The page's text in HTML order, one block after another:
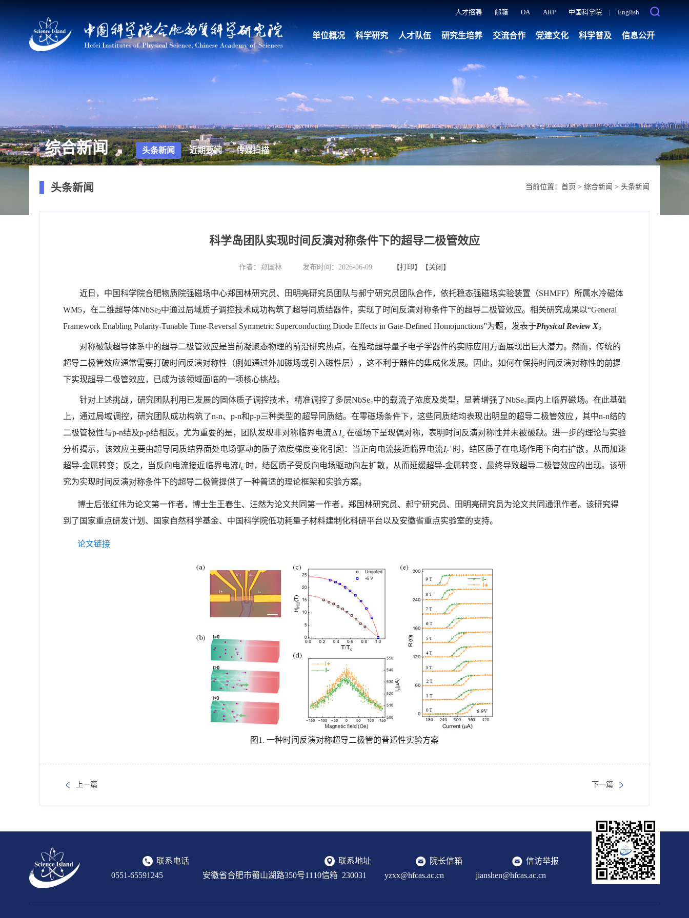
人才招聘 邮箱 OA ARP 中国科学院 | English
单位概况 科学研究 人才队伍 研究生培养 交流合作 党建文化 科学普及 信息公开
综合新闻 头条新闻 近期要闻 传媒扫描
头条新闻 当前位置： 首页 > 综合新闻 > 头条新闻
科学岛团队实现时间反演对称条件下的超导二极管效应
作者： 郑国林 发布时间：2026-06-09 【打印】 【关闭】
近日，中国科学院合肥物质院强磁场中心郑国林研究员、田明亮研究员团队与郝宁研究员团队合作，依托稳态强磁场实验装置（SHMFF）所属水冷磁体
WM5，在二维超导体NbSe2中通过局域质子调控技术成功构筑了超导同质结器件，实现了时间反演对称条件下的超导二极管效应。相关研究成果以“General
Framework Enabling Polarity-Tunable Time-Reversal Symmetric Superconducting Diode Effects in Gate-Defined Homojunctions”为题，发表于Physical Review X。
对称破缺超导体系中的超导二极管效应是当前凝聚态物理的前沿研究热点，在推动超导量子电子学器件的实际应用方面展现出巨大潜力。然而，传统的
超导二极管效应通常需要打破时间反演对称性（例如通过外加磁场或引入磁性层），这不利于器件的集成化发展。因此，如何在保持时间反演对称性的前提
下实现超导二极管效应，已成为该领域面临的一项核心挑战。
针对上述挑战，研究团队利用已发展的固体质子调控技术，精准调控了多层NbSe₂中的载流子浓度及类型，显著增强了NbSe₂面内上临界磁场。在此基础
上，通过局域调控，研究团队成功构筑了n-n、p-n和p-p三种类型的超导同质结。在零磁场条件下，这些同质结均表现出明显的超导二极管效应，其中n-n结的
二极管极性与p-n结及p-p结相反。尤为重要的是，团队发现非对称临界电流
在磁场下呈现偶对称，表明时间反演对称性并未被破缺。进一步的理论与实验
分析揭示，该效应主要由超导同质结界面处电场驱动的质子浓度梯度变化引起：当正向电流接近临界电流Ic
+ 时，结区质子在电场作用下向右扩散，从而加速
超导-金属转变；反之，当反向电流接近临界电流Ic
-时，结区质子受反向电场驱动向左扩散，从而延缓超导-金属转变，最终导致超导二极管效应的出现。该研
究为实现时间反演对称条件下的超导二极管提供了一种普适的理论框架和实验方案。
博士后张红伟为论文第一作者，博士生王春生、汪然为论文共同第一作者，郑国林研究员、郝宁研究员、田明亮研究员为论文共同通讯作者。该研究得
到了国家重点研发计划、国家自然科学基金、中国科学院低功耗量子材料建制化科研平台以及安徽省重点实验室的支持。
论文链接
图1. 一种时间反演对称超导二极管的普适性实验方案
上一篇 下一篇
联系电话
0551-65591245
联系地址
安徽省合肥市蜀山湖路350号1110信箱 230031
院长信箱
yzxx@hfcas.ac.cn
信访举报
jianshen@hfcas.ac.cn